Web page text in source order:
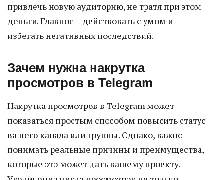
привлечь новую аудиторию, не тратя при этом
деньги. Главное – действовать с умом и
избегать негативных последствий.
Зачем нужна накрутка
просмотров в Telegram
Накрутка просмотров в Telegram может
показаться простым способом повысить статус
вашего канала или группы. Однако, важно
понимать реальные причины и преимущества,
которые это может дать вашему проекту.